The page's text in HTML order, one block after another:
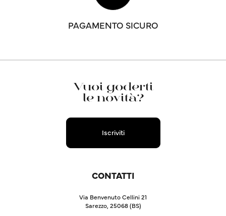
PAGAMENTO SICURO
Vuoi goderti
le novità?
Iscriviti
CONTATTI
Via Benvenuto Cellini 21
Sarezzo, 25068 (BS)